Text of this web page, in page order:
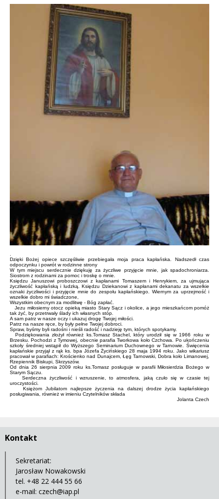
Dzięki Bożej opiece szczęśliwie przebiegała moja praca kapłańska. Nadszedł czas
odpoczynku i powrót w rodzinne strony
W tym miejscu serdecznie dziękuję za życzliwe przyjęcie mnie, jak spadochroniarza.
Siostrom z rodzinami za pomoc i troskę o mnie.
Księdzu Januszowi proboszczowi z kapłanami Tomaszem i Henrykiem, za ujmująca
życzliwość kapłańską i ludzką. Księdzu Dziekanowi z kapłanami dekanatu za wszelkie
oznaki życzliwości i przyjęcie mnie do zespołu kapłańskiego. Wiernym za uprzejmość i
wszelkie dobro mi świadczone,
Wszystkim obecnym za modlitwę - Bóg zapłać.
Jezu miłosierny otocz opieką miasto Stary Sącz i okolice, a jego mieszkańcom pomóż
tak żyć, by przetrwały ślady ich własnych stóp.
A sam patrz w nasze oczy i ukazuj drogę Twojej miłości.
Patrz na nasze ręce, by były pełne Twojej dobroci.
Spraw, byśmy byli radośni i nieśli radość i nadzieję tym, których spotykamy.
Podziękowania złożył również ks.Tomasz Stachel, który urodził się w 1966 roku w
Brzesku. Pochodzi z Tymowej, obecnie parafia Tworkowa koło Czchowa. Po ukończeniu
szkoły średniej wstąpił do Wyższego Seminarium Duchownego w Tarnowie. Święcenia
kapłańskie przyjął z rąk ks. bpa Józefa Życińskiego 28 maja 1994 roku. Jako wikariusz
pracował w parafiach: Krościenko nad Dunajcem, Łęg Tarnowski, Dobra koło Limanowej,
Rzepiennik Biskupi, Skrzyszów.
Od dnia 26 sierpnia 2009 roku ks.Tomasz posługuje w parafii Miłosierdzia Bożego w
Starym Sączu.
Serdeczna życzliwość i wzruszenie, to atmosfera, jaką czuło się w czasie tej
uroczystości.
Księżom Jubilatom najlepsze życzenia na dalszej drodze życia kapłańskiego
posługiwania, również w imieniu Czytelników składa
Jolanta Czech
Kontakt
Sekretariat:
Jarosław Nowakowski
tel. +48 22 444 55 66
e-mail: czech@iap.pl